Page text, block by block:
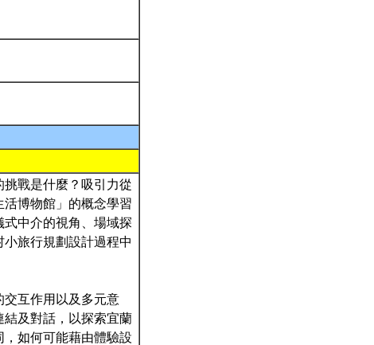
戰是什麼？吸引力從
博物館」的概念學習
中介的視角、場域探
旅行規劃設計過程中
交互作用以及多元意
及對話，以探索宜蘭
如何可能藉由體驗設